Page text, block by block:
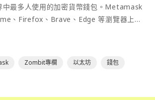
中最多人使用的加密貨幣錢包。Metamask
、Firefox、Brave、Edge 等瀏覽器上作
許多功能且使用上非常方便。
Zombit專欄 以太坊 錢包